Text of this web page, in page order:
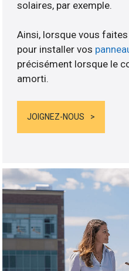
solaires, par exemple.
Ainsi, lorsque vous
pour installer vos
précisément lorsque le
amorti.
JOIGNEZ-NOUS